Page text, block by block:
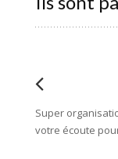
Super
votre écoute